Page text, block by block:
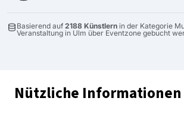
Basierend auf 2188 Künstlern in der Kategorie
Veranstaltung in Ulm über Eventzone gebucht
Nützliche Informationen